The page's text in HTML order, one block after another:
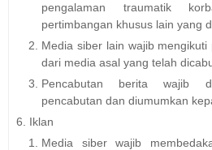
pengalaman traumatik
pertimbangan khusus lain yang
Media siber lain wajib
dari media asal yang telah
Pencabutan berita wajib
pencabutan dan diumumkan
Iklan
Media siber wajib